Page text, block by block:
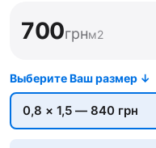
700грнм2